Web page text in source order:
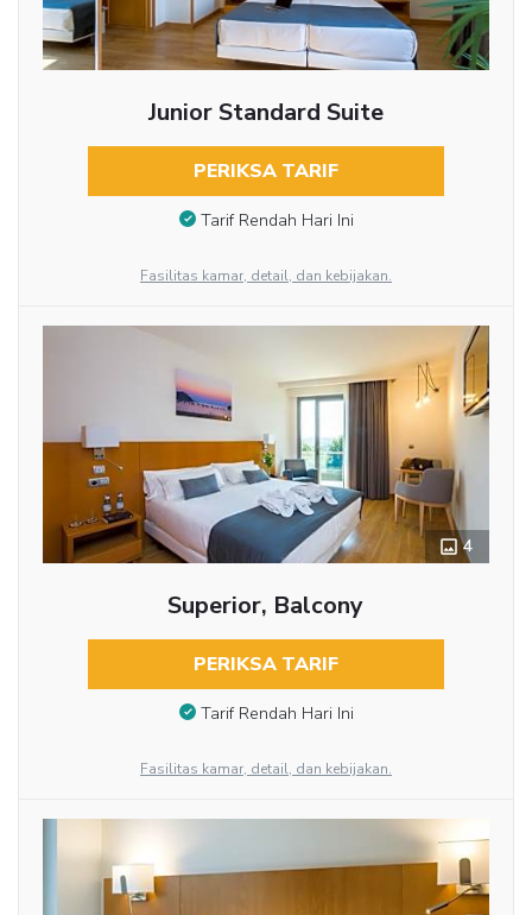
Junior Standard Suite
PERIKSA TARIF
Tarif Rendah Hari Ini
Fasilitas kamar, detail, dan kebijakan.
4
Superior, Balcony
PERIKSA TARIF
Tarif Rendah Hari Ini
Fasilitas kamar, detail, dan kebijakan.